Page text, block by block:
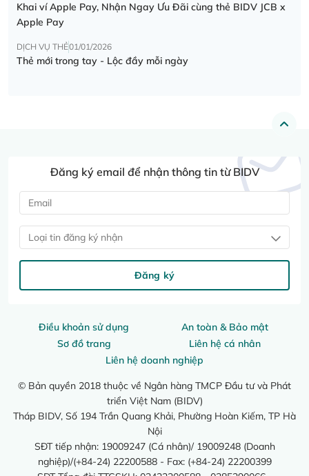
Khai ví Apple Pay, Nhận Ngay Ưu Đãi cùng thẻ BIDV JCB x
Apple Pay
DỊCH VỤ THẺ01/01/2026
Thẻ mới trong tay - Lộc đầy mỗi ngày
Điều khoản sử dụng
An toàn & Bảo mật
Sơ đồ trang
Liên hệ cá nhân
Liên hệ doanh nghiệp
© Bản quyền 2018 thuộc về Ngân hàng TMCP Đầu tư và Phát
triển Việt Nam (BIDV)
Tháp BIDV, Số 194 Trần Quang Khải, Phường Hoàn Kiếm, TP Hà
Nội
SĐT tiếp nhận: 19009247 (Cá nhân)/ 19009248 (Doanh
nghiệp)/(+84-24) 22200588 - Fax: (+84-24) 22200399
Đăng ký email để nhận thông tin từ BIDV
Loại tin đăng ký nhận
Đăng ký